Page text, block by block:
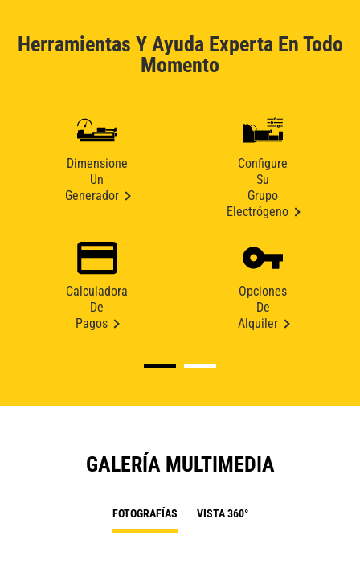
Herramientas Y Ayuda Experta En Todo
Momento
Dimensione
Un
Generador
Configure
Su
Grupo
Electrógeno
Calculadora
De
Pagos
Opciones
De
Alquiler
GALERÍA MULTIMEDIA
FOTOGRAFÍAS VISTA 360°